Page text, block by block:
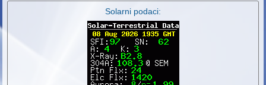
Solarni podaci: